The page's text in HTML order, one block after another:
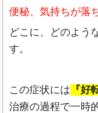
便秘、気持ちが落
どこに、どのよう
す。
この症状には 『好
治療の過程で一時